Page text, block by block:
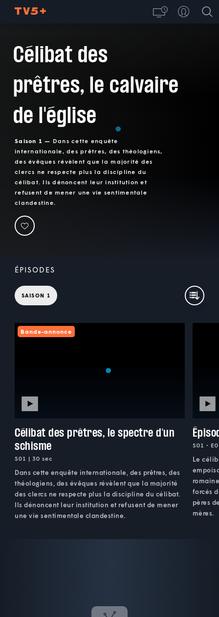
Célibat des
prêtres, le calvaire
de l'église
Saison 1 — Dans cette enquête
internationale, des prêtres, des théologiens,
des évêques révèlent que la majorité des
clercs ne respecte plus la discipline du
célibat. Ils dénoncent leur institution et
refusent de mener une vie sentimentale
clandestine.
ÉPISODES
SAISON 1
Bande-annonce
Célibat des prêtres, le spectre d'un
schisme
S01 | 30 sec
Dans cette enquête internationale, des prêtres, des
théologiens, des évêques révèlent que la majorité
des clercs ne respecte plus la discipline du célibat.
Ils dénoncent leur institution et refusent de mener
une vie sentimentale clandestine.
S01 •
Le
forcés
pères
mères.